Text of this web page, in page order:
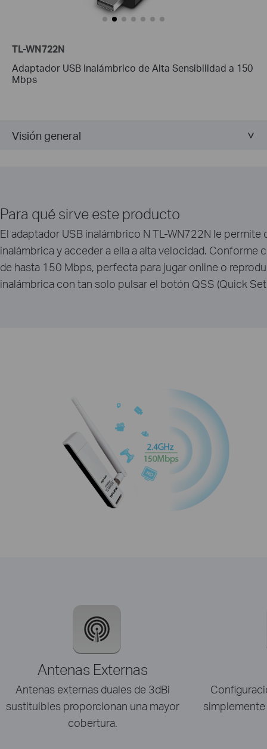
TL-WN722N
Adaptador USB Inalámbrico de Alta Sensibilidad a 150
Mbps
Visión general
Para qué sirve este producto
El adaptador USB inalámbrico N TL-WN722N le
inalámbrica y acceder a ella a alta velocidad.
de hasta 150 Mbps, perfecta para jugar online o
inalámbrica con tan solo pulsar el botón QSS (Quick
Antenas Externas
Antenas externas duales de 3dBi
sustituibles proporcionan una mayor
cobertura.